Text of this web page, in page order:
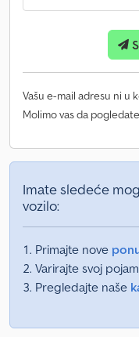
Vašu e-mail adresu ni u
Molimo vas da
Imate sledeće
vozilo:
Primajte nove
Varirajte svoj
Pregledajte naše